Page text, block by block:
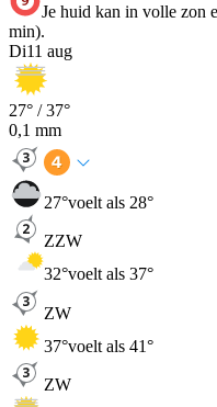
Je huid kan in volle zon
min).
Di11 aug
27° /37°
0,1 mm
27°voelt als 28°
ZZW
32°voelt als 37°
ZW
37°voelt als 41°
ZW